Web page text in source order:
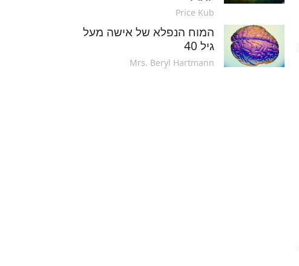
Price Kub
המוח הנפלא של אישה מעל
גיל 40
Mrs. Beryl Hartmann